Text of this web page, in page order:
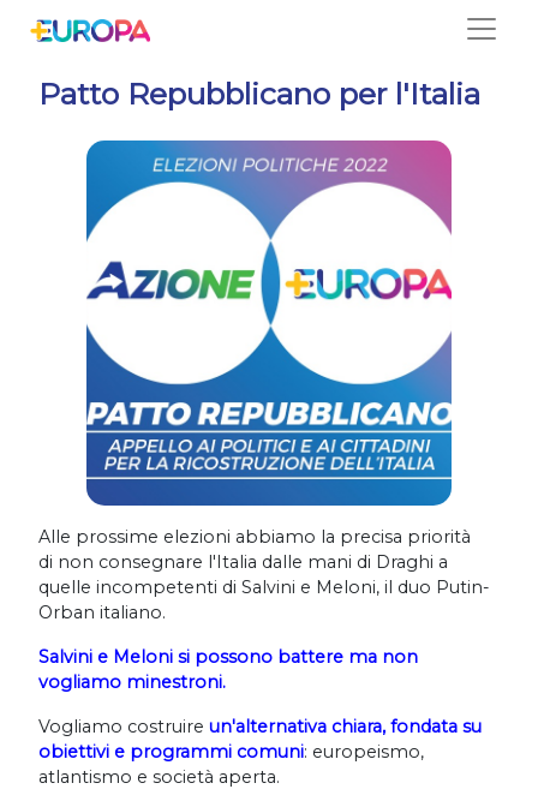
Patto Repubblicano per l'Italia
Alle prossime elezioni abbiamo la precisa priorità
di non consegnare l'Italia dalle mani di Draghi a
quelle incompetenti di Salvini e Meloni, il duo Putin-
Orban italiano.
Salvini e Meloni si possono battere ma non
vogliamo minestroni.
Vogliamo costruire un'alternativa chiara, fondata su
obiettivi e programmi comuni: europeismo,
atlantismo e società aperta.